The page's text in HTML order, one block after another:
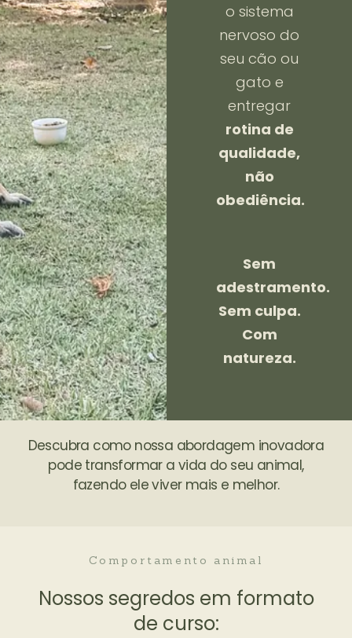
o sistema
nervoso do
seu cão ou
gato e
entregar
rotina de
qualidade,
não
obediência.
Sem
adestramento.
Sem culpa.
Com
natureza.
Descubra como nossa abordagem inovadora
pode transformar a vida do seu animal,
fazendo ele viver mais e melhor.
Comportamento animal
Nossos segredos em formato
de curso: